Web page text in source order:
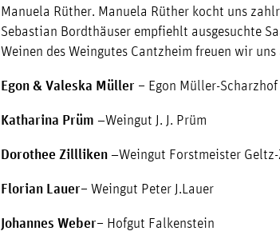
Manuela Rüther. Manuela Rüther kocht uns
Sebastian Bordthäuser empfiehlt ausgesuchte
Weinen des Weingutes Cantzheim freuen wir
Egon & Valeska Müller – Egon Müller-Scharzhof
Katharina Prüm –Weingut J. J. Prüm
Dorothee Zillliken –Weingut Forstmeister
Florian Lauer– Weingut Peter J.Lauer
Johannes Weber– Hofgut Falkenstein